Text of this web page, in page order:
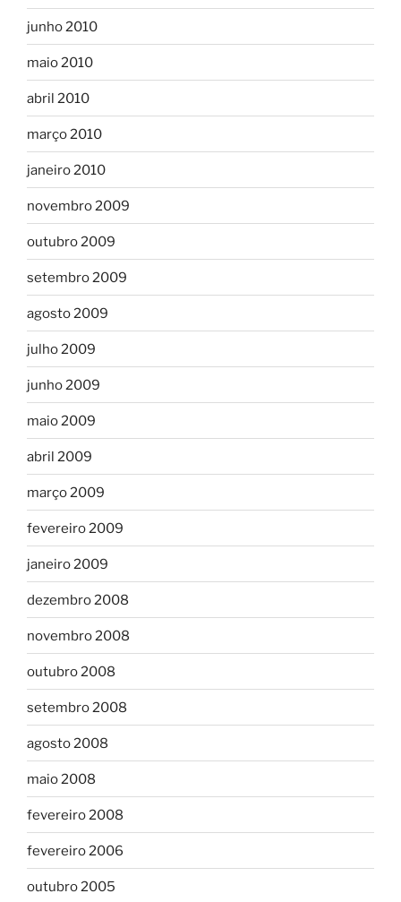
junho 2010
maio 2010
abril 2010
março 2010
janeiro 2010
novembro 2009
outubro 2009
setembro 2009
agosto 2009
julho 2009
junho 2009
maio 2009
abril 2009
março 2009
fevereiro 2009
janeiro 2009
dezembro 2008
novembro 2008
outubro 2008
setembro 2008
agosto 2008
maio 2008
fevereiro 2008
fevereiro 2006
outubro 2005